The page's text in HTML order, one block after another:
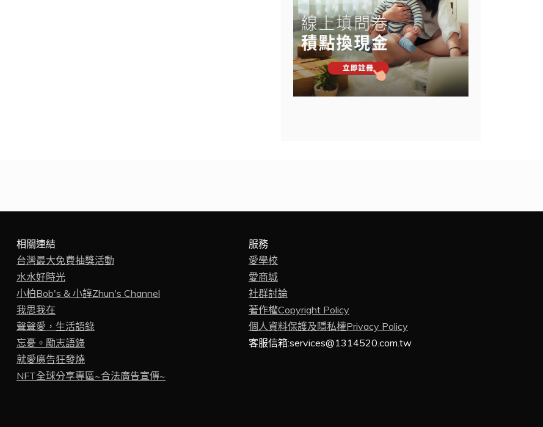
相關連結
台灣最大免費抽獎活動
水水好時光
小柏Bob's & 小諄Zhun's Channel
我思我在
聲聲愛，生活語錄
忘憂。勵志語錄
就愛廣告狂發燒
NFT全球分享專區~合法廣告宣傳~
服務
愛學校
愛商城
社群討論
著作權Copyright Policy
個人資料保護及隱私權Privacy Policy
客服信箱:services@1314520.com.tw